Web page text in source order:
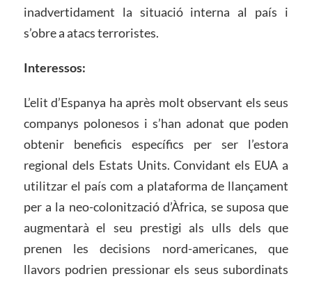
inadvertidament la situació interna al país i
s’obre a atacs terroristes.
Interessos:
L’elit d’Espanya ha après molt observant els seus
companys polonesos i s’han adonat que poden
obtenir beneficis específics per ser l’estora
regional dels Estats Units. Convidant els EUA a
utilitzar el país com a plataforma de llançament
per a la neo-colonització d’Àfrica, se suposa que
augmentarà el seu prestigi als ulls dels que
prenen les decisions nord-americanes, que
llavors podrien pressionar els seus subordinats